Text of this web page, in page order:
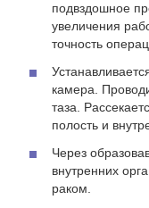
подвздошное
увеличения
точность
камера.
таза.
полость и
Через
внутренних
раком.